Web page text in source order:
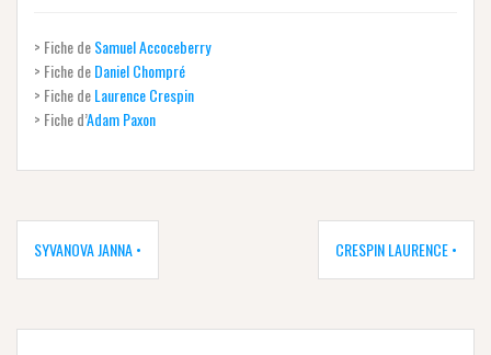
> Fiche deSamuel Accoceberry
> Fiche deDaniel Chompré
> Fiche deLaurence Crespin
> Fiche d’Adam Paxon
Navigation
SYVANOVA JANNA • CRESPIN LAURENCE •